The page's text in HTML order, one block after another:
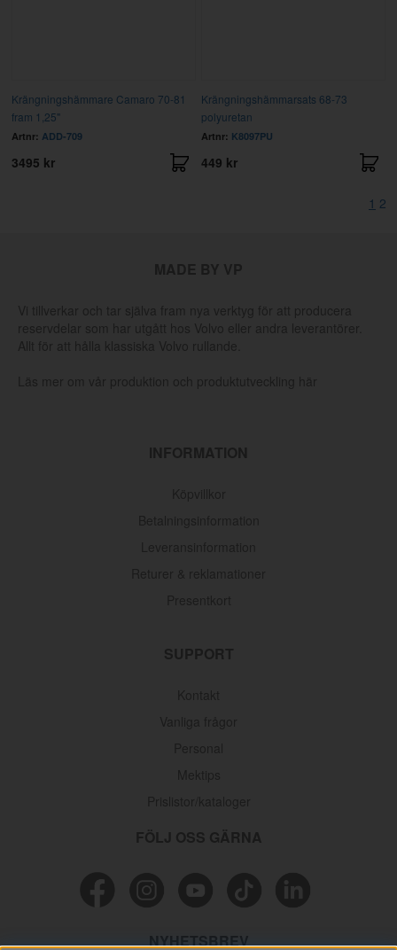
Krängningshämmare Camaro 70-81
fram 1,25"
Artnr: ADD-709
3495 kr
Krängningshämmarsats 68-73
polyuretan
Artnr: K8097PU
449 kr
1 2
NYHETSBREV